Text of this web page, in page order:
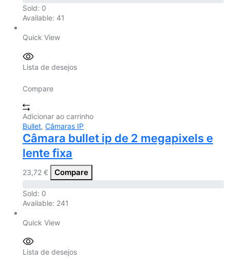
Sold: 0
Available: 41
Quick View
Lista de desejos
Compare
Adicionar ao carrinho
Bullet, Câmaras IP
Câmara bullet ip de 2 megapixels e
lente fixa
23,72 € Compare
Sold: 0
Available: 241
Quick View
Lista de desejos